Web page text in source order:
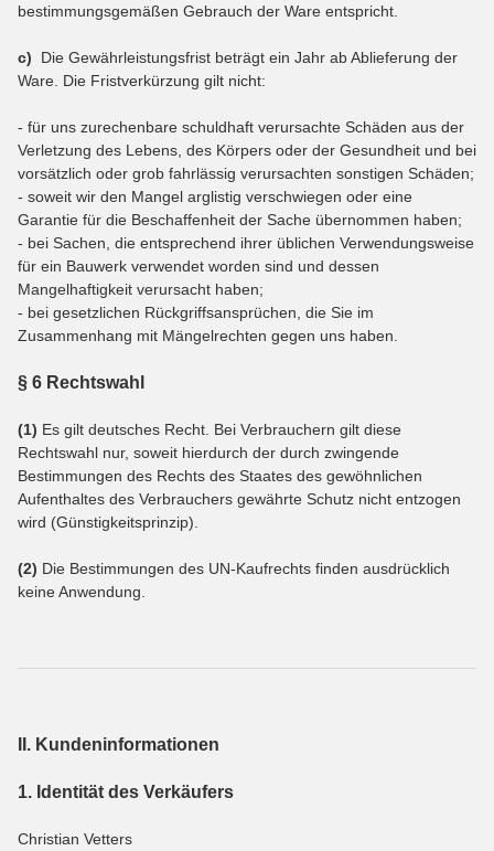
bestimmungsgemäßen Gebrauch der Ware entspricht.
c) Die Gewährleistungsfrist beträgt ein Jahr ab Ablieferung der
Ware. Die Fristverkürzung gilt nicht:
- für uns zurechenbare schuldhaft verursachte Schäden aus der
Verletzung des Lebens, des Körpers oder der Gesundheit und bei
vorsätzlich oder grob fahrlässig verursachten sonstigen Schäden;
- soweit wir den Mangel arglistig verschwiegen oder eine
Garantie für die Beschaffenheit der Sache übernommen haben;
- bei Sachen, die entsprechend ihrer üblichen Verwendungsweise
für ein Bauwerk verwendet worden sind und dessen
Mangelhaftigkeit verursacht haben;
- bei gesetzlichen Rückgriffsansprüchen, die Sie im
Zusammenhang mit Mängelrechten gegen uns haben.
§ 6 Rechtswahl
(1) Es gilt deutsches Recht. Bei Verbrauchern gilt diese
Rechtswahl nur, soweit hierdurch der durch zwingende
Bestimmungen des Rechts des Staates des gewöhnlichen
Aufenthaltes des Verbrauchers gewährte Schutz nicht entzogen
wird (Günstigkeitsprinzip).
(2) Die Bestimmungen des UN-Kaufrechts finden ausdrücklich
keine Anwendung.
II. Kundeninformationen
1. Identität des Verkäufers
Christian Vetters